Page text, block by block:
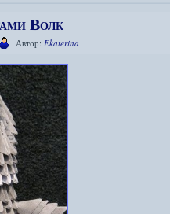
Волк
Автор: Ekaterina